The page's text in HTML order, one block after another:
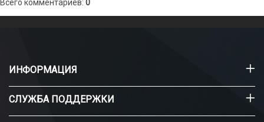
Всего комментариев: 0
ИНФОРМАЦИЯ
СЛУЖБА ПОДДЕРЖКИ